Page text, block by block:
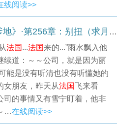
线阅读>>
《天降宝宝：迷糊妈咪酷爹地》·第256章：别扭（求月票，求荷包哟哟）
法国...法国来的...”雨水飘入他
续道：～～公司，就是因为丽
能是没有听清也没有听懂她的
女朋友，昨天从法国飞来看
司的事情又有雪宁盯着，他非
…在线阅读>>